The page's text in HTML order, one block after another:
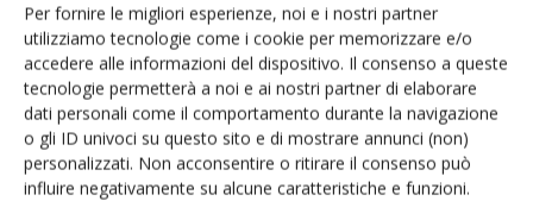
Per fornire le migliori esperienze, noi e i nostri partner
utilizziamo tecnologie come i cookie per memorizzare e/o
accedere alle informazioni del dispositivo. Il consenso a queste
tecnologie permetterà a noi e ai nostri partner di elaborare
dati personali come il comportamento durante la navigazione
o gli ID univoci su questo sito e di mostrare annunci (non)
personalizzati. Non acconsentire o ritirare il consenso può
influire negativamente su alcune caratteristiche e funzioni.
Iscriviti alle nostre newsletter